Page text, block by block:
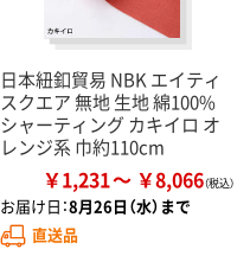
日本紐釦貿易 NBK エイティ
スクエア 無地 生地 綿100%
シャーティング カキイロ オ
レンジ系 巾約110cm
￥1,231 ￥8,066
お届け日：8月26日（水）まで
直送品